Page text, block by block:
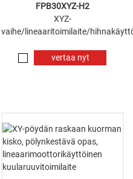
FPB30XYZ-H2
XYZ-
vaihe/lineaaritoimilaite/
vertaa nyt